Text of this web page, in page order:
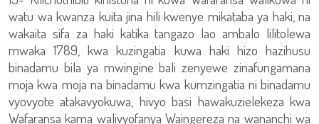
watu wa kwanza kuita jina hili kwenye mikataba ya haki, na
wakaita sifa za haki katika tangazo lao ambalo lilitolewa
mwaka 1789, kwa kuzingatia kuwa haki hizo hazihusu
binadamu bila ya mwingine bali zenyewe zinafungamana
moja kwa moja na binadamu kwa kumzingatia ni binadamu
vyovyote atakavyokuwa, hivyo basi hawakuzielekeza kwa
Wafaransa kama walivyofanya Waingereza na wananchi wa